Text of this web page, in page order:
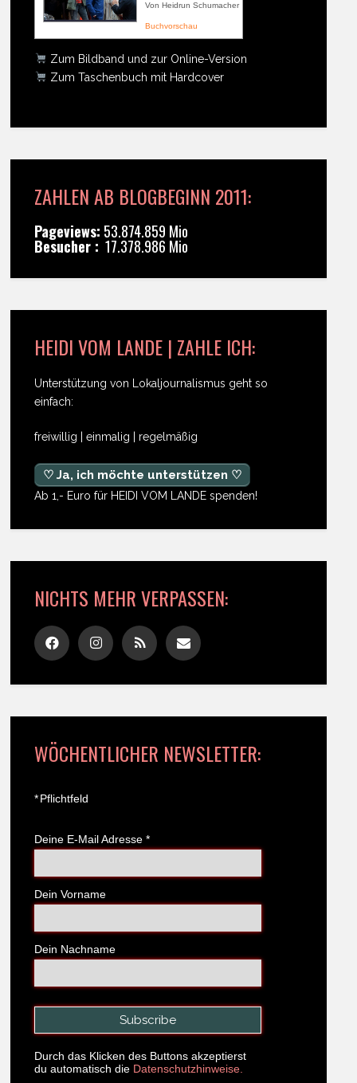
Von Heidrun Schumacher
Buchvorschau
Zum Bildband und zur Online-Version
Zum Taschenbuch mit Hardcover
ZAHLEN AB BLOGBEGINN 2011:
Pageviews: 53.874.859 Mio
Besucher : 17.378.986 Mio
HEIDI VOM LANDE | ZAHLE ICH:
Unterstützung von Lokaljournalismus geht so
einfach:
freiwillig | einmalig | regelmäßig
♡ Ja, ich möchte unterstützen ♡
Ab 1,- Euro für HEIDI VOM LANDE spenden!
NICHTS MEHR VERPASSEN:
WÖCHENTLICHER NEWSLETTER:
*Pflichtfeld
Deine E-Mail Adresse *
Dein Vorname
Dein Nachname
Durch das Klicken des Buttons akzeptierst
du automatisch die Datenschutzhinweise.